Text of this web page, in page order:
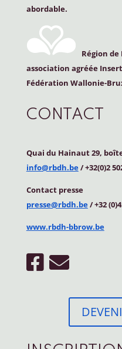
abordable.
Région
association agréée
Fédération Wallonie-
CONTACT
Quai du Hainaut 29,
info@rbdh.be/ +32(0)2
Contact presse
presse@rbdh.be/ +32
www.rbdh-bbrow.be